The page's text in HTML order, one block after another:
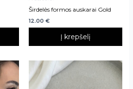
Širdelės formos auskarai Gold
12.00 €
Į krepšelį